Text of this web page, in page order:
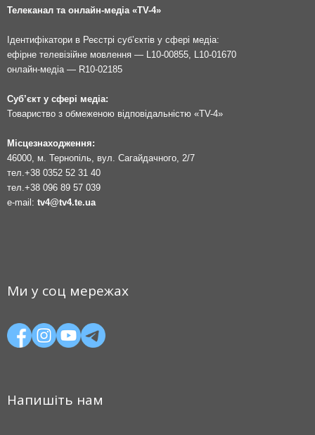
Телеканал та онлайн-медіа «TV-4»
Ідентифікатори в Реєстрі суб’єктів у сфері медіа:
ефірне телевізійне мовлення — L10-00855, L10-01670
онлайн-медіа — R10-02185
Суб’єкт у сфері медіа:
Товариство з обмеженою відповідальністю «TV-4»
Місцезнаходження:
46000, м. Тернопіль, вул. Сагайдачного, 2/7
тел. +38 0352 52 31 40
тел. +38 096 89 57 039
e-mail: tv4@tv4.te.ua
Ми у соц мережах
Напишіть нам